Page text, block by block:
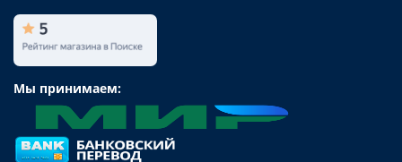
Мы принимаем: